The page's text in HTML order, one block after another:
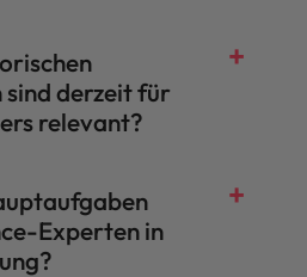
derzeit für
relevant?
Experten in